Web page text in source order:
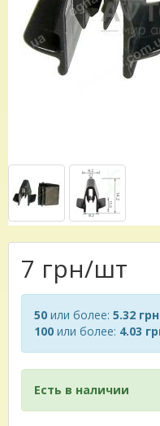
7 грн/шт
50 или более: 5.32 грн
100 или более: 4.03
Есть в наличии